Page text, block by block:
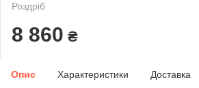
Роздріб
8 860 ₴
Опис Характеристики Доставка